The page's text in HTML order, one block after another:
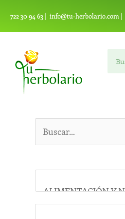
contenido
722 30 94 63 | info@tu-herbolario.com |
s
a